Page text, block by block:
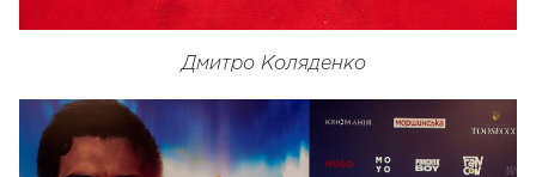
Дмитро Коляденко